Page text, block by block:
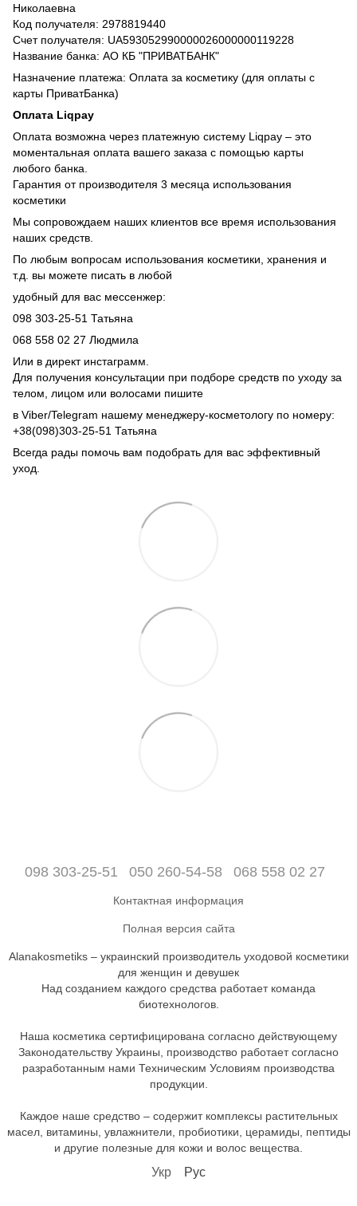
Николаевна
Код получателя: 2978819440
Счет получателя: UA593052990000026000000119228
Название банка: АО КБ "ПРИВАТБАНК"
Назначение платежа: Оплата за косметику (для оплаты с
карты ПриватБанка)
Оплата Liqpay
Оплата возможна через платежную систему Liqpay – это
моментальная оплата вашего заказа с помощью карты
любого банка.
Гарантия от производителя 3 месяца использования
косметики
Мы сопровождаем наших клиентов все время использования
наших средств.
По любым вопросам использования косметики, хранения и
т.д. вы можете писать в любой
удобный для вас мессенжер:
098 303-25-51 Татьяна
068 558 02 27 Людмила
Или в директ инстаграмм.
Для получения консультации при подборе средств по уходу за
телом, лицом или волосами пишите
в Viber/Telegram нашему менеджеру-косметологу по номеру:
+38(098)303-25-51 Татьяна
Всегда рады помочь вам подобрать для вас эффективный
уход.
098 303-25-51 050 260-54-58 068 558 02 27
Контактная информация
Полная версия сайта
Alanakosmetiks – украинский производитель уходовой косметики
для женщин и девушек
Над созданием каждого средства работает команда
биотехнологов.
Наша косметика сертифицирована согласно действующему
Законодательству Украины, производство работает согласно
разработанным нами Техническим Условиям производства
продукции.
Каждое наше средство – содержит комплексы растительных
масел, витамины, увлажнители, пробиотики, церамиды, пептиды
и другие полезные для кожи и волос вещества.
Укр Рус